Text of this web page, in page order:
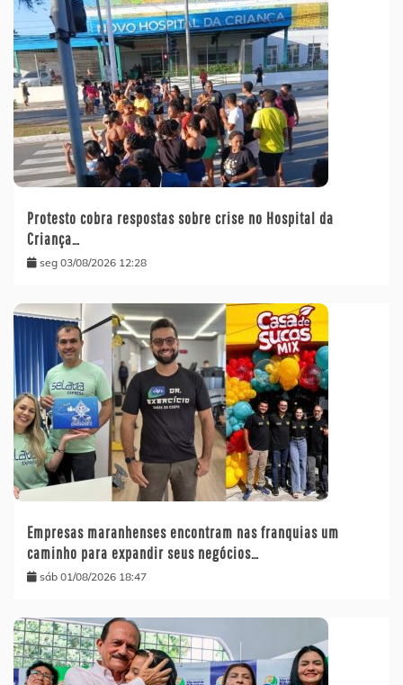
Protesto cobra respostas sobre crise no Hospital da
Criança…
seg 03/08/2026 12:28
Empresas maranhenses encontram nas franquias um
caminho para expandir seus negócios…
sáb 01/08/2026 18:47